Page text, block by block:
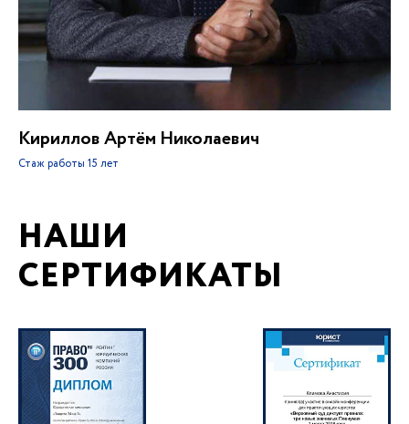
Кириллов Артём Николаевич
Стаж работы 15 лет
НАШИ
СЕРТИФИКАТЫ